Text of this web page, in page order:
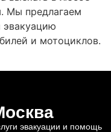
Мы предлагаем
эвакуацию
и мотоциклов.
эвакуации и помощь